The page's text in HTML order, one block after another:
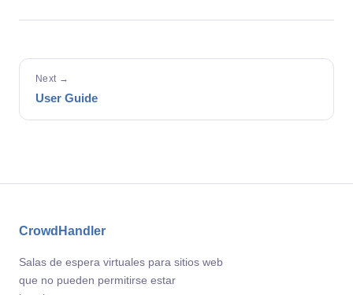
Next →
User Guide
CrowdHandler
Salas de espera virtuales para sitios web
que no pueden permitirse estar